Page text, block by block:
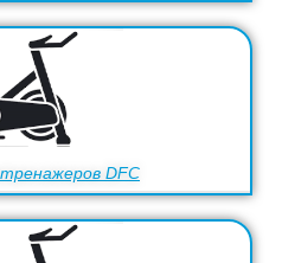
DFC